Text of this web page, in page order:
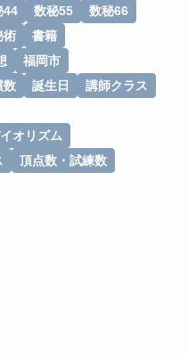
44 数秘55
数秘66
術
書籍
福岡市
数 誕生日
講師クラス
オリズム
頂点数・試練数